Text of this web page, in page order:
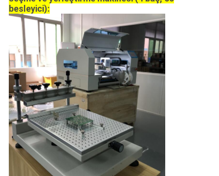
besleyici):